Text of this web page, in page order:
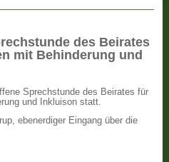
des Beirates
mit Behinderung und
Sprechstunde des Beirates für
und Inkluison statt.
ebenerdiger Eingang über die